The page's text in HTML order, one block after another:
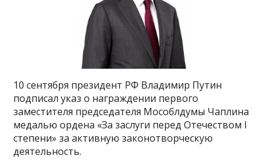
10 сентября президент РФ Владимир Путин
подписал указ о награждении первого
заместителя председателя Мособлдумы Чаплина
медалью ордена «За заслуги перед Отечеством I
степени» за активную законотворческую
деятельность.